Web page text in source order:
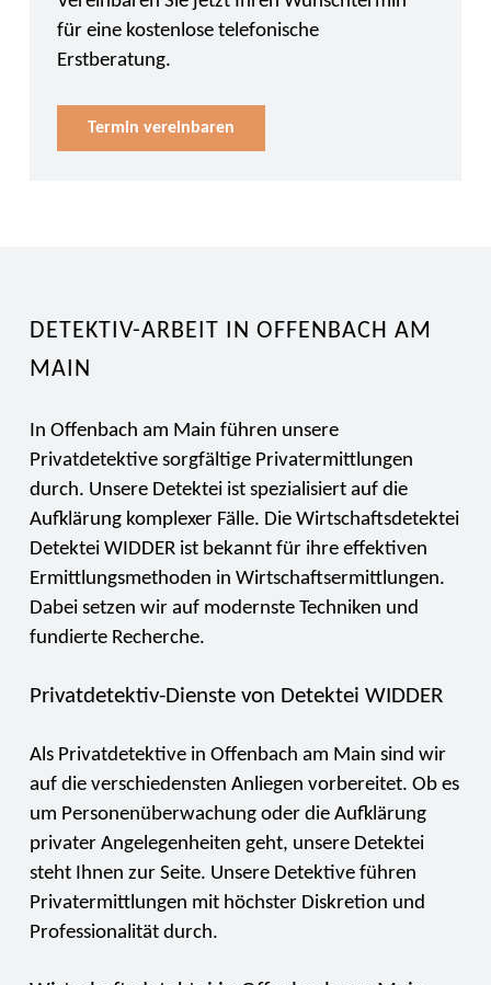
für eine kostenlose telefonische
Erstberatung.
Termin vereinbaren
DETEKTIV-ARBEIT IN OFFENBACH AM
MAIN
In Offenbach am Main führen unsere
Privatdetektive sorgfältige Privatermittlungen
durch. Unsere Detektei ist spezialisiert auf die
Aufklärung komplexer Fälle. Die Wirtschaftsdetektei
Detektei WIDDER ist bekannt für ihre effektiven
Ermittlungsmethoden in Wirtschaftsermittlungen.
Dabei setzen wir auf modernste Techniken und
fundierte Recherche.
Privatdetektiv-Dienste von Detektei WIDDER
Als Privatdetektive in Offenbach am Main sind wir
auf die verschiedensten Anliegen vorbereitet. Ob es
um Personenüberwachung oder die Aufklärung
privater Angelegenheiten geht, unsere Detektei
steht Ihnen zur Seite. Unsere Detektive führen
Privatermittlungen mit höchster Diskretion und
Professionalität durch.